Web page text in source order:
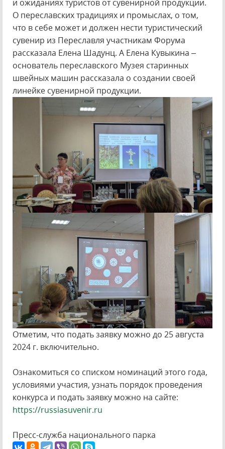
и ожиданиях туристов от сувенирной продукции.
О переславских традициях и промыслах, о том,
что в себе может и должен нести туристический
сувенир из Переславля участникам Форума
рассказала Елена Шадунц. А Елена Кувыкина –
основатель переславского Музея старинных
швейных машин рассказала о создании своей
линейке сувенирной продукции.
Отметим, что подать заявку можно до 25 августа
2024 г. включительно.
Ознакомиться со списком номинаций этого года,
условиями участия, узнать порядок проведения
конкурса и подать заявку можно на сайте:
https://russiasuvenir.ru
Пресс-служба национального парка